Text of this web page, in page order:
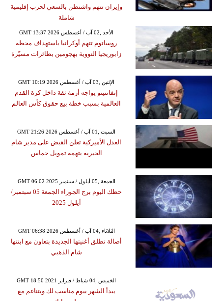
وإيران تتهم واشنطن بالسعي لحرب إقليمية
شاملة
GMT 13:37 2026 الأحد ,02 آب / أغسطس
روساتوم تتهم أوكرانيا باستهداف محطة
زابوريجيا النووية بهجومين بطائرات مسيّرة
GMT 10:19 2026 الإثنين ,03 آب / أغسطس
إنفانتينو يواجه أزمة ثقة داخل كرة القدم
العالمية بسبب خطة بيع حقوق كأس العالم
GMT 21:26 2026 السبت ,01 آب / أغسطس
العدل الأميركية تعلن القبض على مدير شام
الخيرية بتهمة تمويل حماس
GMT 06:02 2025 الجمعة ,05 أيلول / سبتمبر
حظك اليوم برج الجوزاء الجمعة 05 سبتمبر/
أيلول 2025
GMT 06:38 2026 الثلاثاء ,04 آب / أغسطس
أصالة تطلق أغنيتها الجديدة بتعاون مع ابنتها
شام الذهبي
GMT 18:50 2021 الخميس ,04 شباط / فبراير
يبدأ الشهر بيوم مناسب لك ويتناغم مع